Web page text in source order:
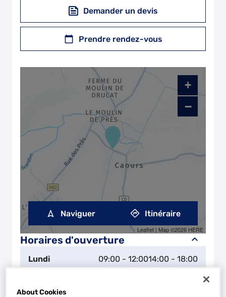
Demander un devis
Prendre rendez-vous
Horaires d'ouverture
Lundi 09:00 - 12:0014:00 - 18:00
+
−
Leaflet | Map ©2026 HERE
Naviguer Itinéraire
About Cookies